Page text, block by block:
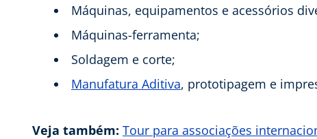
Máquinas, equipamentos e acessórios
Máquinas-ferramenta;
Soldagem e corte;
Manufatura Aditiva, prototipagem e
Veja também: Tour para associações